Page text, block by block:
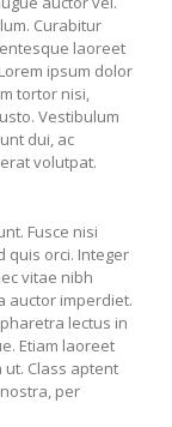
Curabitur
laoreet
ipsum dolor
tortor nisi,
Vestibulum
dui, ac
volutpat.
Fusce nisi
quis orci. Integer
vitae nibh
auctor imperdiet.
lectus in
Etiam laoreet
Class aptent
per